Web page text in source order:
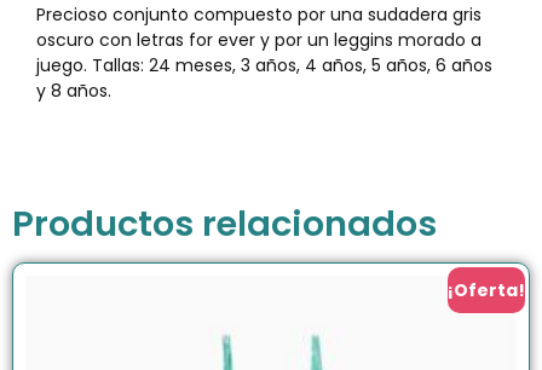
Precioso conjunto compuesto por una sudadera gris
oscuro con letras for ever y por un leggins morado a
juego. Tallas: 24 meses, 3 años, 4 años, 5 años, 6 años
y 8 años.
Productos relacionados
¡Oferta!